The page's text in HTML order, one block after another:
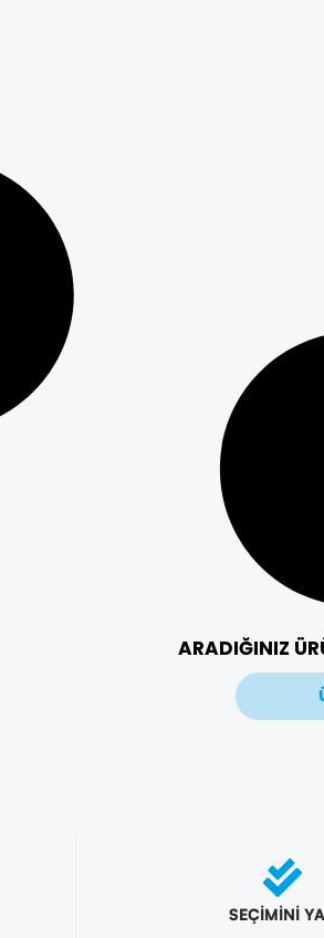
ARADIĞINIZ
SEÇİMİNİ